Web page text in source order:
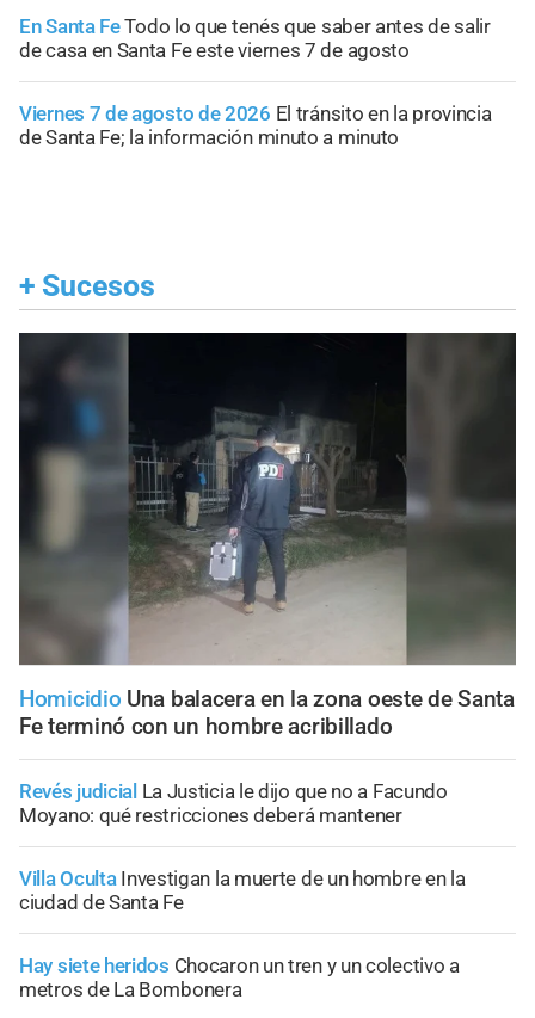
En Santa FeTodo lo que tenés que saber antes de salir
de casa en Santa Fe este viernes 7 de agosto
Viernes 7 de agosto de 2026 El tránsito en la provincia
de Santa Fe; la información minuto a minuto
+ Sucesos
Homicidio Una balacera en la zona oeste de Santa
Fe terminó con un hombre acribillado
Revés judicial La Justicia le dijo que no a Facundo
Moyano: qué restricciones deberá mantener
Villa Oculta Investigan la muerte de un hombre en la
ciudad de Santa Fe
Hay siete heridos Chocaron un tren y un colectivo a
metros de La Bombonera